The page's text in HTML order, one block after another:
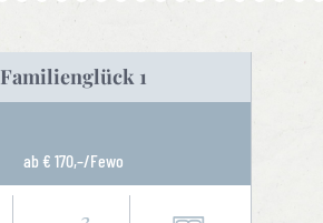
Familienglück 1
ab € 170,–/Fewo